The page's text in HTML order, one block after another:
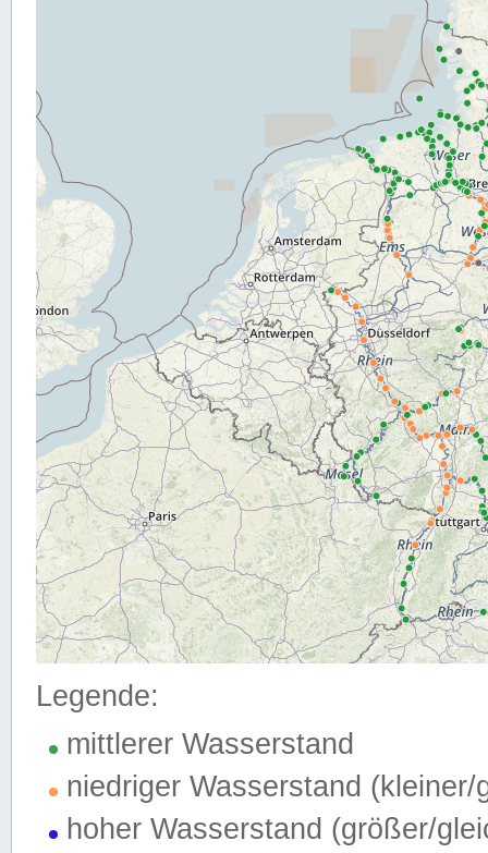
Legende:
mittlerer Wasserstand
niedriger Wasserstand (kleiner/
hoher Wasserstand (größer/